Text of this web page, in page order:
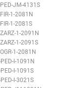
JM-4131S
1-2081N
1-2081S
1-2091N
1-2091S
1-2081N
I-1091N
I-1091S
I-3021S